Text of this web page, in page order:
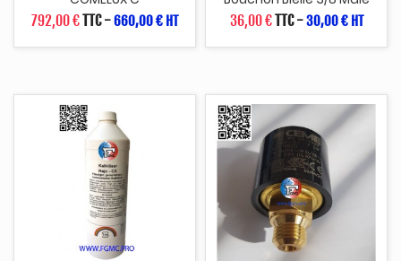
792,00 €TTC-660,00 € HT
36,00 €TTC-30,00 € HT